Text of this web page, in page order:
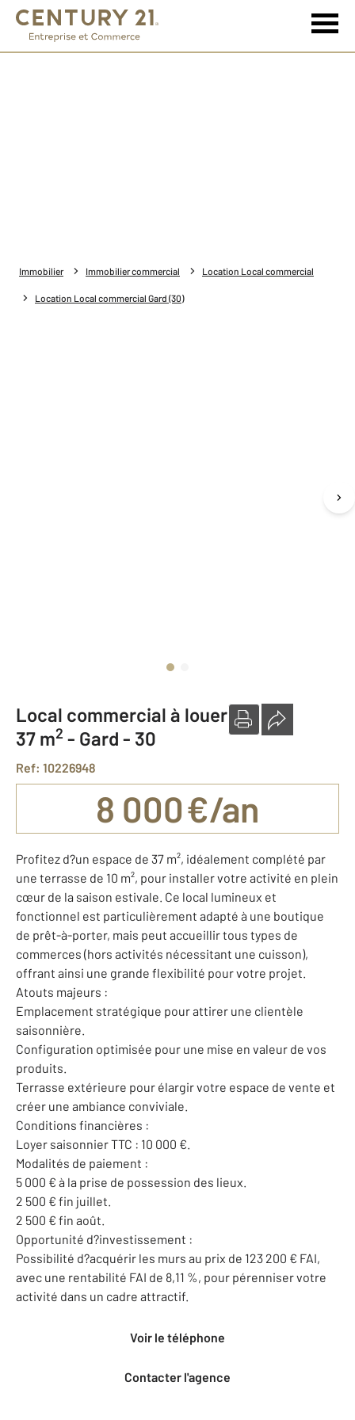
Immobilier Immobilier commercial Location Local commercial
Location Local commercial Gard (30)
Local commercial à louer
37 m2 - Gard - 30
Ref: 10226948
8 000 €/an
Profitez d?un espace de 37 m², idéalement complété par
une terrasse de 10 m², pour installer votre activité en plein
cœur de la saison estivale. Ce local lumineux et
fonctionnel est particulièrement adapté à une boutique
de prêt-à-porter, mais peut accueillir tous types de
commerces (hors activités nécessitant une cuisson),
offrant ainsi une grande flexibilité pour votre projet.
Atouts majeurs :
Emplacement stratégique pour attirer une clientèle
saisonnière.
Configuration optimisée pour une mise en valeur de vos
produits.
Terrasse extérieure pour élargir votre espace de vente et
créer une ambiance conviviale.
Conditions financières :
Loyer saisonnier TTC : 10 000 €.
Modalités de paiement :
5 000 € à la prise de possession des lieux.
2 500 € fin juillet.
2 500 € fin août.
Opportunité d?investissement :
Possibilité d?acquérir les murs au prix de 123 200 € FAI,
avec une rentabilité FAI de 8,11 %, pour pérenniser votre
activité dans un cadre attractif.
Voir le téléphone
Contacter l'agence